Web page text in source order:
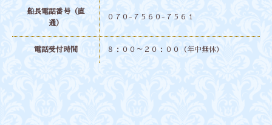
船長電話番号（直
通）
０７０-７５６０-７５６１
電話受付時間 ８：００～２０：００（年中無休）